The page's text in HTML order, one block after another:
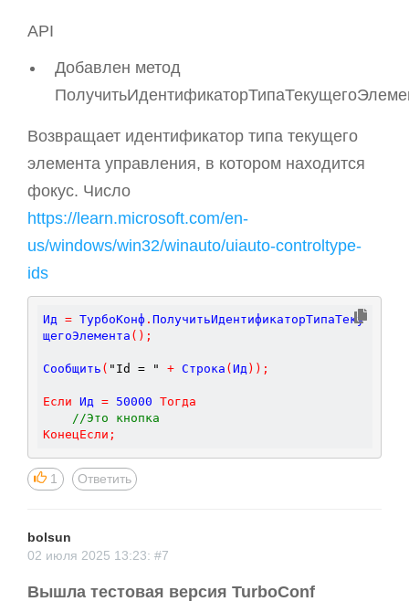
API
Добавлен метод
Возвращает идентификатор типа текущего
элемента управления, в котором находится
фокус. Число
https://learn.microsoft.com/en-
us/windows/win32/winauto/uiauto-controltype-
ids
Ид = ТурбоКонф . ПолучитьИдентификаторТипаТеку
щегоЭлемента ( ) ;
Сообщить ( "Id = " + Строка (Ид ) ) ;
Если Ид = 50000 Тогда
//Это кнопка
КонецЕсли ;
1 Ответить
bolsun
02 июля 2025 13:23: #7
Вышла тестовая версия TurboConf